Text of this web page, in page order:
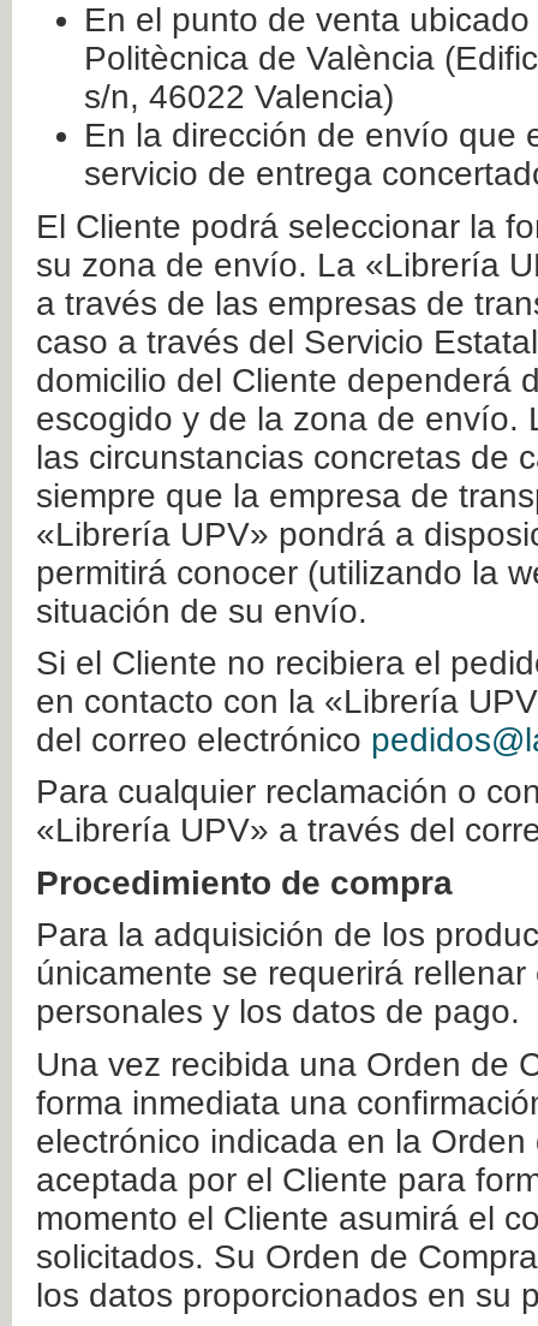
En el punto de venta
Politècnica de València
s/n, 46022 Valencia)
En la dirección de envío que
servicio de entrega
El Cliente podrá seleccionar la
su zona de envío. La «Librería
a través de las empresas de
caso a través del Servicio
domicilio del Cliente dependerá
escogido y de la zona de envío.
las circunstancias concretas de
siempre que la empresa de
«Librería UPV» pondrá a
permitirá conocer (utilizando la
situación de su envío.
Si el Cliente no recibiera el
en contacto con la «Librería
del correo electrónico
Para cualquier reclamación o
«Librería UPV» a través del
Procedimiento de compra
Para la adquisición de los
únicamente se requerirá
personales y los datos de pago.
Una vez recibida una Orden de
forma inmediata una
electrónico indicada en la
aceptada por el Cliente para
momento el Cliente asumirá el
solicitados. Su Orden de
los datos proporcionados en su